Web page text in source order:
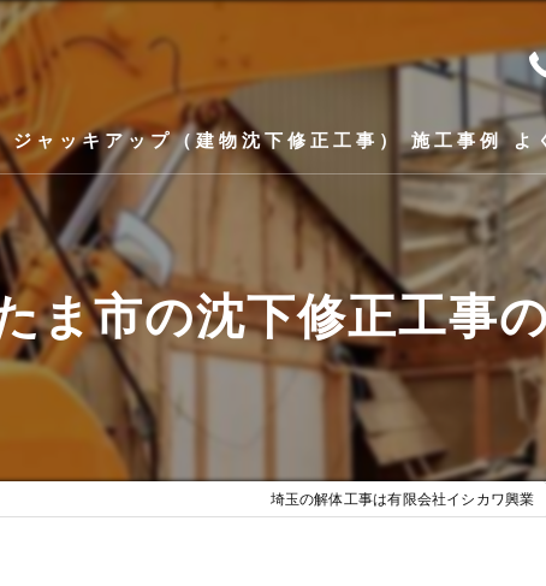
ジャッキアップ（建物沈下修正工事） 施工事例 よ
ま市の沈下修正工事
埼玉の解体工事は有限会社イシカワ興業